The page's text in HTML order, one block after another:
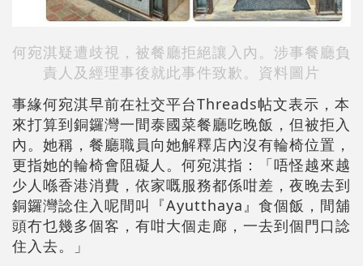
何宛淇疑遭歧視，被餐廳拒絕讓入內。涉事餐廳負
責人及經理事後就此事件致歉。 資料圖片
事緣何宛淇早前在社交平台Threads帖文表示，本
來打算到銅鑼灣一間泰國菜餐廳吃晚飯，但被拒入
內。她稱，餐廳職員向她解釋店內沒有輪椅位置，
更指她的輪椅會阻礙人。何宛淇指：「唔怪越來越
少人喺香港消費，依家嘅服務都係咁差，夜晚去到
銅鑼灣諗住入呢間叫『Ayutthaya』食個飯，間舖
頭冇乜幾多個客，有咁大個走廊，一去到個門口諗
住入去。」